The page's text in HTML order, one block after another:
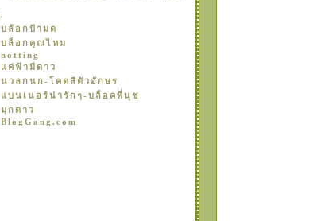
บล๊อกป้ามด
บล็อกคุณไหม
notting
ค่ฟ้ามีดาว
นวลกนก-โคดสีตัวอักษร
บนเนอร์น่ารักๆ-บล็อคพี่นุช
มุกดาว
BlogGang.com